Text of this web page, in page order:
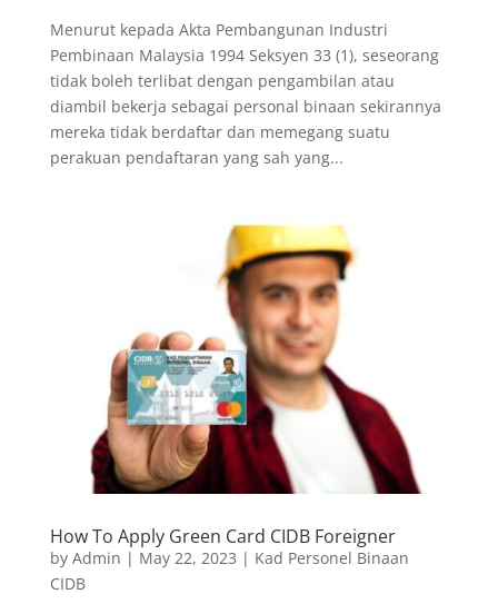
Menurut kepada Akta Pembangunan Industri
Pembinaan Malaysia 1994 Seksyen 33 (1), seseorang
tidak boleh terlibat dengan pengambilan atau
diambil bekerja sebagai personal binaan sekirannya
mereka tidak berdaftar dan memegang suatu
perakuan pendaftaran yang sah yang...
How To Apply Green Card CIDB Foreigner
by Admin | May 22, 2023 | Kad Personel Binaan
CIDB